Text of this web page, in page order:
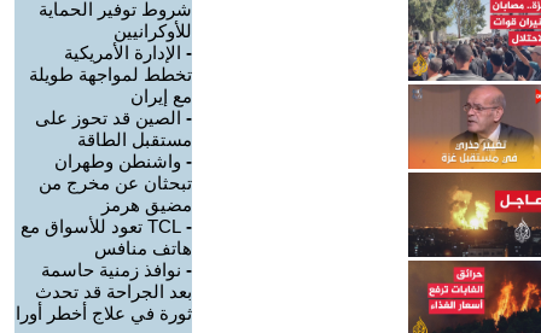
شروط توفير الحماية
للأوكرانيين
- الإدارة الأمريكية
تخطط لمواجهة طويلة
مع إيران
- الصين قد تحوز على
مستقبل الطاقة
- واشنطن وطهران
تبحثان عن مخرج من
مضيق هرمز
-
TCL تعود للأسواق مع
هاتف منافس
- نوافذ زمنية حاسمة
بعد الجراحة قد تحدث
ثورة في علاج أخطر أورا